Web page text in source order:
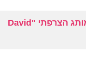
קולקציית תיקים חדשה ואופנתית של המותג הצרפתי "David